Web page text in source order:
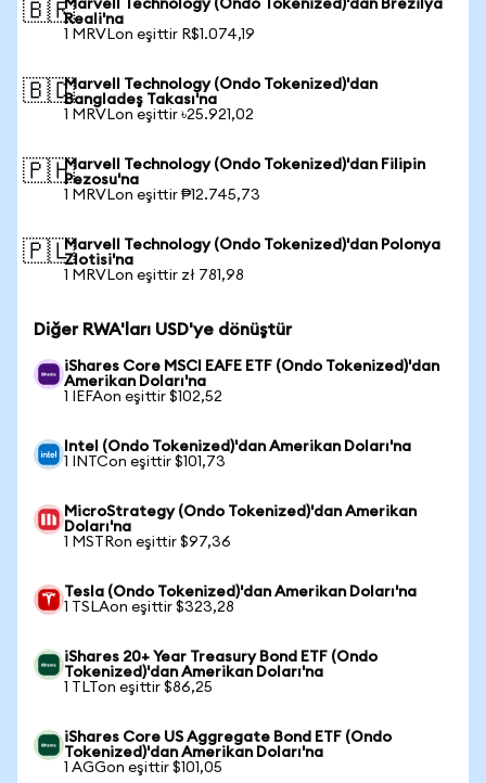
🇧🇷Marvell Technology (Ondo Tokenized)'dan Brezilya
Reali'na
1 MRVLon eşittir R$1.074,19
🇧🇩Marvell Technology (Ondo Tokenized)'dan
Bangladeş Takası'na
1 MRVLon eşittir ৳25.921,02
🇵🇭Marvell Technology (Ondo Tokenized)'dan Filipin
Pezosu'na
1 MRVLon eşittir ₱12.745,73
🇵🇱Marvell Technology (Ondo Tokenized)'dan Polonya
Zlotisi'na
1 MRVLon eşittir zł 781,98
Diğer RWA'ları USD'ye dönüştür
iShares Core MSCI EAFE ETF (Ondo Tokenized)'dan
Amerikan Doları'na
1 IEFAon eşittir $102,52
Intel (Ondo Tokenized)'dan Amerikan Doları'na
1 INTCon eşittir $101,73
MicroStrategy (Ondo Tokenized)'dan Amerikan
Doları'na
1 MSTRon eşittir $97,36
Tesla (Ondo Tokenized)'dan Amerikan Doları'na
1 TSLAon eşittir $323,28
iShares 20+ Year Treasury Bond ETF (Ondo
Tokenized)'dan Amerikan Doları'na
1 TLTon eşittir $86,25
iShares Core US Aggregate Bond ETF (Ondo
Tokenized)'dan Amerikan Doları'na
1 AGGon eşittir $101,05